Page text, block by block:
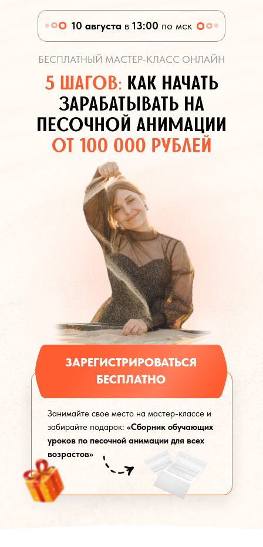
БЕСПЛАТНЫЙ МАСТЕР-КЛАСС ОНЛАЙН
10 августа в 13:00 по мск
ЗАРЕГИСТРИРОВАТЬСЯ
БЕСПЛАТНО
Занимайте свое место на мастер-классе и
забирайте подарок: «Сборник обучающих
уроков по песочной анимации для всех
возрастов»